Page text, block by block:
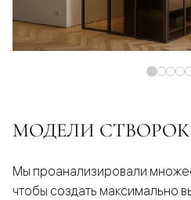
МОДЕЛИ СТВОРОК
Мы проанализировали
чтобы создать максимально